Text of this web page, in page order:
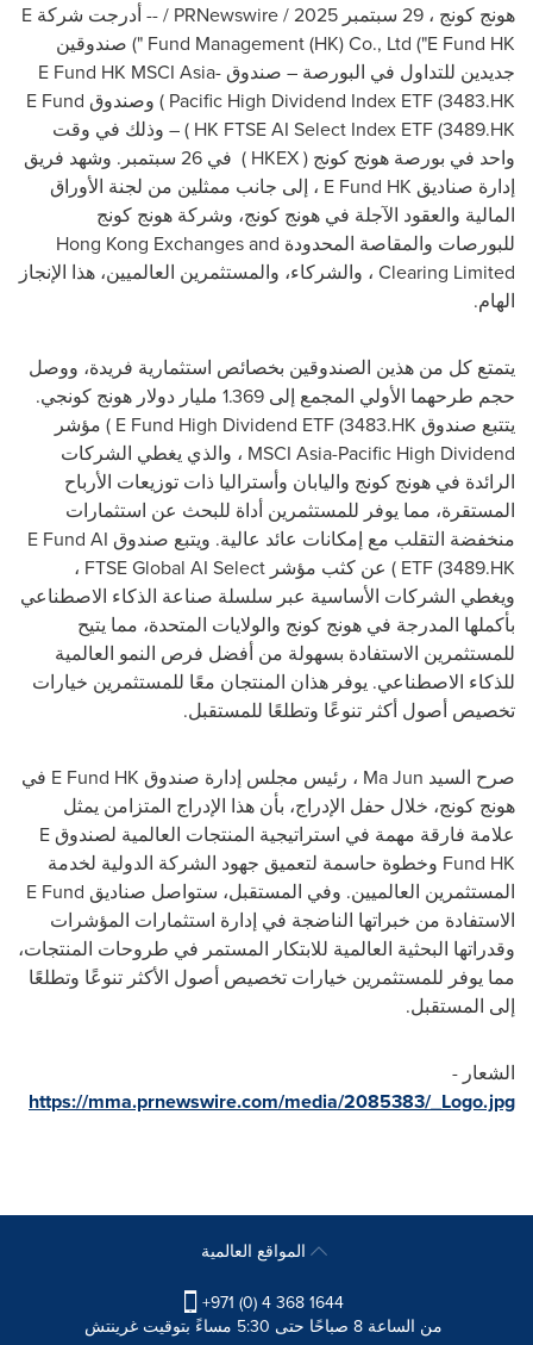
هونج كونج ، 29 سبتمبر 2025 /
PRNewswire / -- أدرجت شركة E
Fund Management (HK) Co., Ltd ("E Fund HK ") صندوقين
جديدين للتداول في البورصة – صندوقE Fund HK MSCI Asia-
Pacific High Dividend Index ETF (3483.HK ) وصندوق E Fund
HK FTSE AI Select Index ETF (3489.HK ) – وذلك في وقت
واحد في بورصة هونج كونج (HKEX
) في 26 سبتمبر. وشهد فريق
إدارة صناديق E Fund HK ، إلى جانب ممثلين من لجنة الأوراق
المالية والعقود الآجلة في هونج كونج، وشركة هونج كونج
للبورصات والمقاصة المحدودة Hong Kong Exchanges and
Clearing Limited ، والشركاء، والمستثمرين العالميين، هذا الإنجاز
الهام.
يتمتع كل من هذين الصندوقين بخصائص استثمارية فريدة، ووصل
حجم طرحهما الأولي المجمع إلى 1.369 مليار دولار هونج كونجي.
يتتبع صندوق E Fund High Dividend ETF (3483.HK ) مؤشر
MSCI Asia-Pacific High Dividend ، والذي يغطي الشركات
الرائدة في هونج كونج واليابان وأستراليا ذات توزيعات الأرباح
المستقرة، مما يوفر للمستثمرين أداة للبحث عن استثمارات
منخفضة التقلب مع إمكانات عائد عالية. ويتبع صندوق E Fund AI
ETF (3489.HK ) عن كثب مؤشر FTSE Global AI Select ،
ويغطي الشركات الأساسية عبر سلسلة صناعة الذكاء الاصطناعي
بأكملها المدرجة في هونج كونج والولايات المتحدة، مما يتيح
للمستثمرين الاستفادة بسهولة من أفضل فرص النمو العالمية
للذكاء الاصطناعي. يوفر هذان المنتجان معًا للمستثمرين خيارات
تخصيص أصول أكثر تنوعًا وتطلعًا للمستقبل.
صرح السيد Ma Jun ، رئيس مجلس إدارة صندوق E Fund HK في
هونج كونج، خلال حفل الإدراج، بأن هذا الإدراج المتزامن يمثل
علامة فارقة مهمة في استراتيجية المنتجات العالمية لصندوقE
Fund HK وخطوة حاسمة لتعميق جهود الشركة الدولية لخدمة
المستثمرين العالميين. وفي المستقبل، ستواصل صناديق E Fund
الاستفادة من خبراتها الناضجة في إدارة استثمارات المؤشرات
وقدراتها البحثية العالمية للابتكار المستمر في طروحات المنتجات،
مما يوفر للمستثمرين خيارات تخصيص أصول الأكثر تنوعًا وتطلعًا
إلى المستقبل.
الشعار -
https://mma.prnewswire.com/media/2085383/_Logo.jpg
+971 (0) 4 368 1644
من الساعة 8 صباحًا حتى 5:30 مساءً بتوقيت غرينتش